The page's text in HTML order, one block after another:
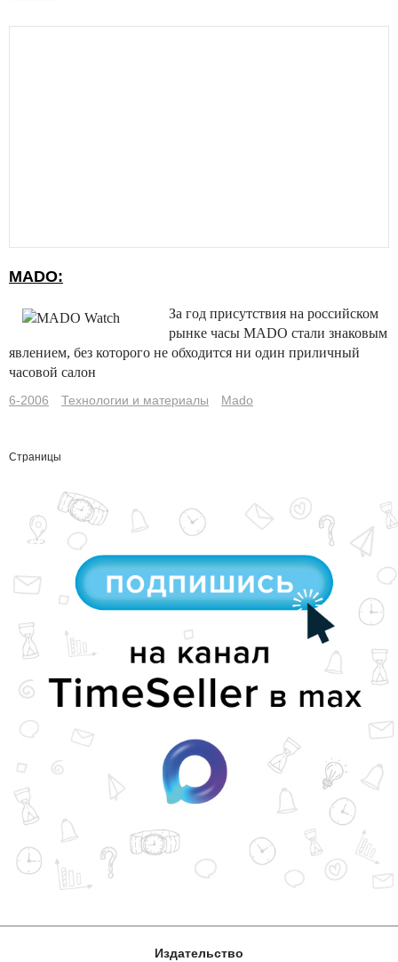
MADO:
За год присутствия на российском
рынке часы MADO стали знаковым
явлением, без которого не обходится ни один приличный
часовой салон
6-2006 Технологии и материалы Mado
Страницы
Издательство